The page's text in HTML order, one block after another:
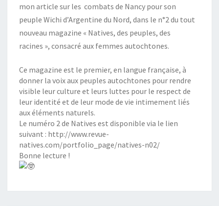
mon article sur les combats de Nancy pour son
peuple Wichi d’Argentine du Nord, dans le n°2 du tout
nouveau magazine « Natives, des peuples, des
racines », consacré aux femmes autochtones.
Ce magazine est le premier, en langue française, à
donner la voix aux peuples autochtones pour rendre
visible leur culture et leurs luttes pour le respect de
leur identité et de leur mode de vie intimement liés
aux éléments naturels.
Le numéro 2 de Natives est disponible via le lien
suivant : http://www.revue-
natives.com/portfolio_page/natives-n02/
Bonne lecture !